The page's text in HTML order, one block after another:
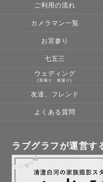
ご利用の流れ
カメラマン一覧
お宮参り
七五三
ウェディング
(前撮り、後撮り)
友達、フレンド
よくある質問
ラブグラフが運営す